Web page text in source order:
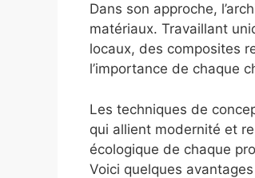
Dans son approche,
matériaux. Travaillant
locaux, des composites
l’importance de chaque
Les techniques de
qui allient modernité et
écologique de chaque
Voici quelques